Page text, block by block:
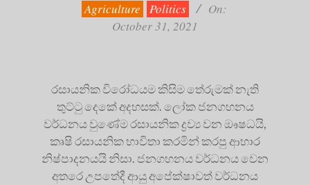
Agriculture Politics
On:
October 31, 2021
රසායනික විරෝධයම කිසිම තේරුමක් නැති
තුට්ටු දෙකේ අදහසක්. ලෝක ජනගහනය
වර්ධනය වුණේම රසායනික ද්‍රව්‍ය වන ඖෂධයි,
කෘෂි රසායනික භාවිතා කරමින් කරපු ආහාර
නිෂ්පාදනයයි නිසා. ජනගහනය වර්ධනය වෙන
අතරෙ උපතේදී ආයු අපේක්ෂාවත් වර්ධනය